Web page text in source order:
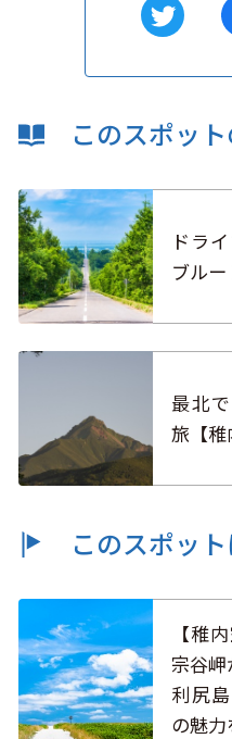
このスポッ
ドラ
ブル
最北
旅【稚
このスポッ
【稚
宗谷
利尻
の魅